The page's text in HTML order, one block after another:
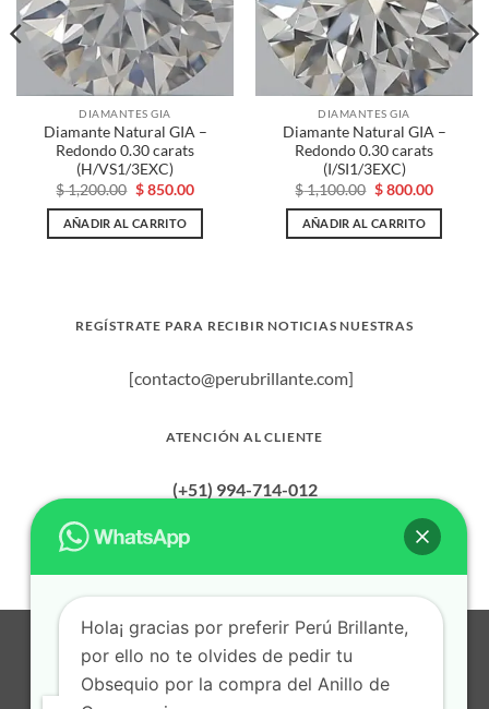
DIAMANTES GIA
Diamante Natural GIA –
Redondo 0.30 carats
(H/VS1/3EXC)
$1,200.00 El
precio
original
era:
$ 1,200.00.
$850.00El
actual
$ 850.00.
AÑADIR AL CARRITO
DIAMANTES GIA
Diamante Natural GIA –
Redondo 0.30 carats
(I/SI1/3EXC)
$1,100.00 El
precio
original
era:
$ 1,100.00.
$800.00El
actual
$
AÑADIR AL CARRITO
REGÍSTRATE PARA RECIBIR NOTICIAS NUESTRAS
[contacto@perubrillante.com]
ATENCIÓN AL CLIENTE
(+51) 994-714-012
MasterCardAmericanDinners
Club
Bank
Cash
Credit
Hola¡ gracias por preferir Perú Brillante,
por ello no te olvides de pedir tu
Obsequio por la compra del Anillo de